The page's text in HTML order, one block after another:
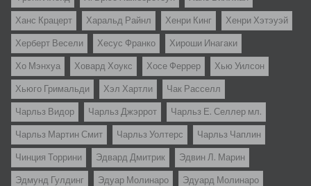
Ханс Крацерт Харальд Райнл Хенри Кинг Хенри Хэтэуэй
Херберт Весели Хесус Франко Хироши Инагаки
Хо Мэнхуа Ховард Хоукс Хосе Феррер Хью Уилсон
Хьюго Гримальди Хэл Хартли Чак Расселл
Чарльз Видор Чарльз Джэррот Чарльз Е. Селлер мл.
Чарльз Мартин Смит Чарльз Уолтерс Чарльз Чаплин
Чинция Торрини Эдвард Дмитрик Эдвин Л. Марин
Эдмунд Гулдинг Эдуар Молинаро Эдуард Молинаро